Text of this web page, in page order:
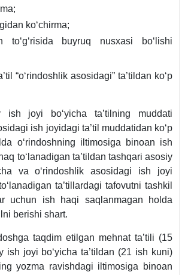
koʻchirma;
toʻgʻrisida buyruq nusхasi boʻlishi
“oʻrindoshlik asosidagi” ta’tildan koʻp
ish joyi boʻyicha ta’tilning muddati
ish joyidagi ta’til muddatidan koʻp
oʻrindoshning iltimosiga binoan ish
toʻlanadigan ta’tildan tashqari asosiy
va oʻrindoshlik asosidagi ish joyi
ta’tillardagi tafovutni tashkil
uchun ish haqi saqlanmagan holda
berishi shart.
taqdim etilgan mehnat ta’tili (15
ish joyi boʻyicha ta’tildan (21 ish kuni)
yozma ravishdagi iltimosiga binoan